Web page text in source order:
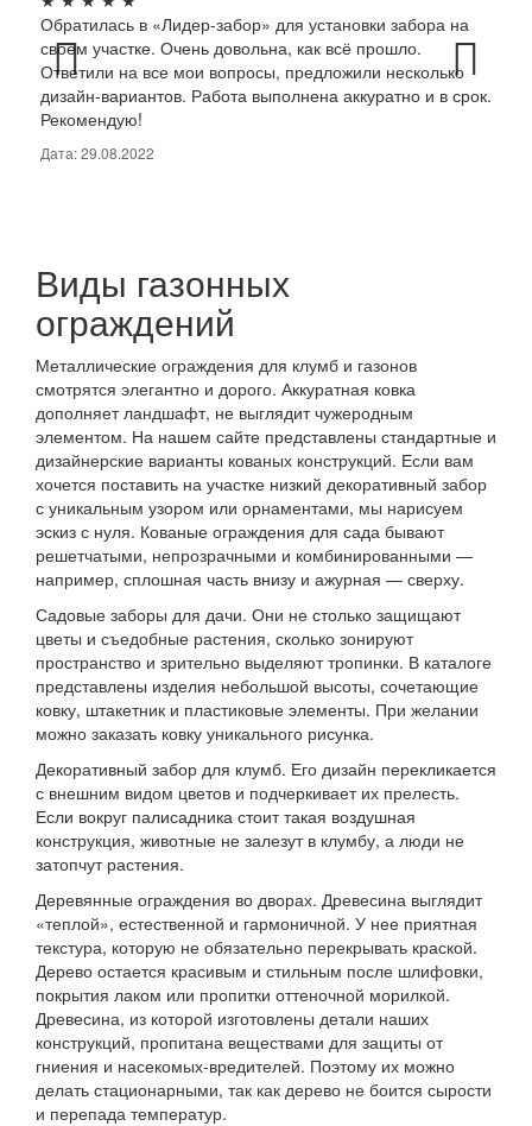
Обратилась в «Лидер-забор» для установки забора на
своем участке. Очень довольна, как всё прошло.
Ответили на все мои вопросы, предложили несколько
дизайн-вариантов. Работа выполнена аккуратно и в срок.
Рекомендую!
Дата: 29.08.2022
Виды газонных
ограждений
Металлические ограждения для клумб и газонов
смотрятся элегантно и дорого. Аккуратная ковка
дополняет ландшафт, не выглядит чужеродным
элементом. На нашем сайте представлены стандартные и
дизайнерские варианты кованых конструкций. Если вам
хочется поставить на участке низкий декоративный забор
с уникальным узором или орнаментами, мы нарисуем
эскиз с нуля. Кованые ограждения для сада бывают
решетчатыми, непрозрачными и комбинированными —
например, сплошная часть внизу и ажурная — сверху.
Садовые заборы для дачи. Они не столько защищают
цветы и съедобные растения, сколько зонируют
пространство и зрительно выделяют тропинки. В каталоге
представлены изделия небольшой высоты, сочетающие
ковку, штакетник и пластиковые элементы. При желании
можно заказать ковку уникального рисунка.
Декоративный забор для клумб. Его дизайн перекликается
с внешним видом цветов и подчеркивает их прелесть.
Если вокруг палисадника стоит такая воздушная
конструкция, животные не залезут в клумбу, а люди не
затопчут растения.
Деревянные ограждения во дворах. Древесина выглядит
«теплой», естественной и гармоничной. У нее приятная
текстура, которую не обязательно перекрывать краской.
Дерево остается красивым и стильным после шлифовки,
покрытия лаком или пропитки оттеночной морилкой.
Древесина, из которой изготовлены детали наших
конструкций, пропитана веществами для защиты от
гниения и насекомых-вредителей. Поэтому их можно
делать стационарными, так как дерево не боится сырости
и перепада температур.